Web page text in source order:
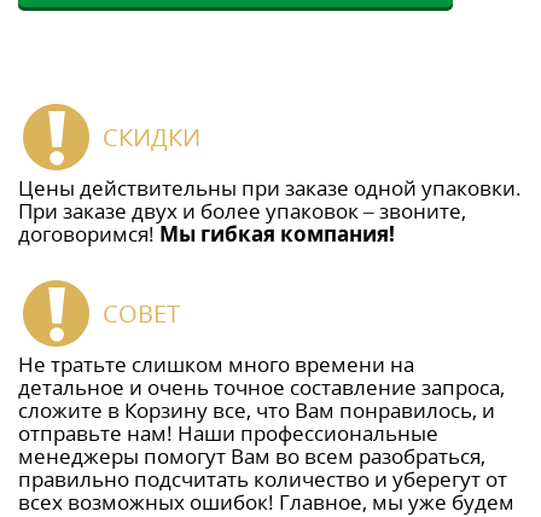
СКИДКИ
Цены действительны при заказе одной упаковки.
При заказе двух и более упаковок – звоните,
договоримся! Мы гибкая компания!
СОВЕТ
Не тратьте слишком много времени на
детальное и очень точное составление запроса,
сложите в Корзину все, что Вам понравилось, и
отправьте нам! Наши профессиональные
менеджеры помогут Вам во всем разобраться,
правильно подсчитать количество и уберегут от
всех возможных ошибок! Главное, мы уже будем